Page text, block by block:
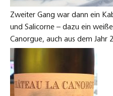
Zweiter Gang war dann ein
und Salicorne – dazu ein
Canorgue, auch aus dem Jahr